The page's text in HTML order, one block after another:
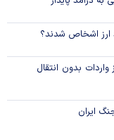
ارز اشخاص شدند؟
بدون انتقال
ایران